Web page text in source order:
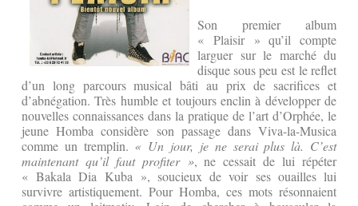
Son premier album
« Plaisir » qu’il compte
larguer sur le marché du
disque sous peu est le reflet
d’un long parcours musical bâti au prix de sacrifices et
d’abnégation. Très humble et toujours enclin à développer de
nouvelles connaissances dans la pratique de l’art d’Orphée, le
jeune Homba considère son passage dans Viva-la-Musica
comme un tremplin. « Un jour, je ne serai plus là. C’est
maintenant qu’il faut profiter », ne cessait de lui répéter
« Bakala Dia Kuba », soucieux de voir ses ouailles lui
survivre artistiquement. Pour Homba, ces mots résonnaient